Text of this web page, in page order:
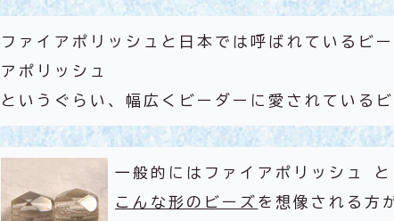
ファイアポリッシュと日本では呼ばれているビ
アポリッシュ
というぐらい、幅広くビーダーに愛されている
一般的にはファイアポリッシュ
こんな形のビーズ を想像される方